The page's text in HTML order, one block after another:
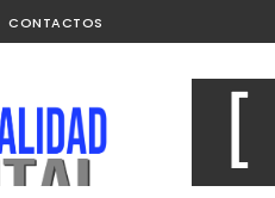
CONTACTOS